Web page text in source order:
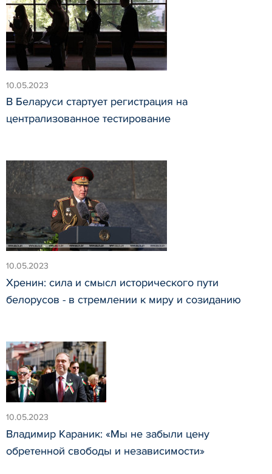
10.05.2023
В Беларуси стартует регистрация на
централизованное тестирование
10.05.2023
Хренин: сила и смысл исторического пути
белорусов - в стремлении к миру и созиданию
10.05.2023
Владимир Караник: «Мы не забыли цену
обретенной свободы и независимости»